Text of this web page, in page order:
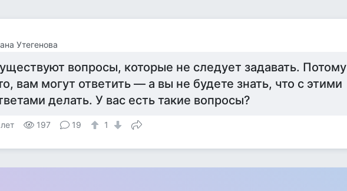
Утегенова
вопросы, которые не следует задавать. Потому
вам могут ответить — а вы не будете знать, что с этими
делать. У вас есть такие вопросы?
197 19 1